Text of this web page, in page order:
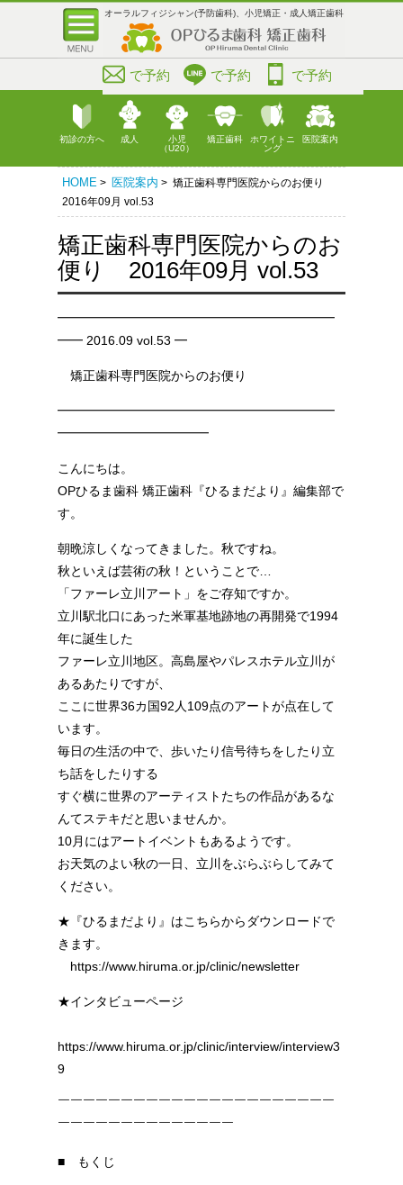
オーラルフィジシャン(予防歯科)、小児矯正・成人矯正歯科
で予約 で予約 で予約
初診の方へ 成人
小児
（U20）
矯正歯科
ホワイトニ
ング
医院案内
HOME > 医院案内 > 矯正歯科専門医院からのお便り
2016年09月 vol.53
矯正歯科専門医院からのお
便り 2016年09月 vol.53
━━━━━━━━━━━━━━━━━━━━━━
━━ 2016.09 vol.53 ━
矯正歯科専門医院からのお便り
━━━━━━━━━━━━━━━━━━━━━━
━━━━━━━━━━━━
こんにちは。
OPひるま歯科 矯正歯科『ひるまだより』編集部で
す。
朝晩涼しくなってきました。秋ですね。
秋といえば芸術の秋！ということで…
「ファーレ立川アート」をご存知ですか。
立川駅北口にあった米軍基地跡地の再開発で1994
年に誕生した
ファーレ立川地区。高島屋やパレスホテル立川が
あるあたりですが、
ここに世界36カ国92人109点のアートが点在して
います。
毎日の生活の中で、歩いたり信号待ちをしたり立
ち話をしたりする
すぐ横に世界のアーティストたちの作品があるな
んてステキだと思いませんか。
10月にはアートイベントもあるようです。
お天気のよい秋の一日、立川をぶらぶらしてみて
ください。
★『ひるまだより』はこちらからダウンロードで
きます。
https://www.hiruma.or.jp/clinic/newsletter
★インタビューページ
https://www.hiruma.or.jp/clinic/interview/interview3
9
￣￣￣￣￣￣￣￣￣￣￣￣￣￣￣￣￣￣￣￣￣￣
￣￣￣￣￣￣￣￣￣￣￣￣￣￣
■ もくじ